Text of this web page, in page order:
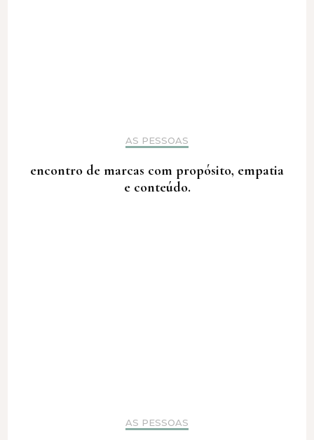
AS PESSOAS
encontro de marcas com propósito, empatia
e conteúdo.
AS PESSOAS